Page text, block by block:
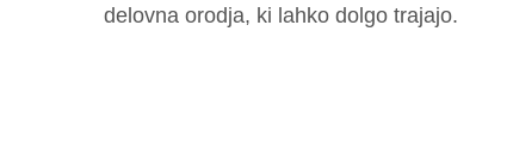
delovna orodja, ki lahko dolgo trajajo.